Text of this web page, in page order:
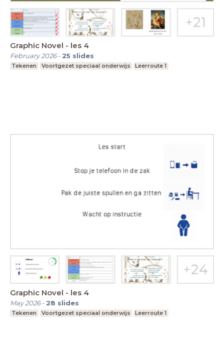
Graphic Novel - les 4
February 2026- 25 slides
Tekenen Voortgezet speciaal onderwijs Leerroute 1
Graphic Novel - les 4
May 2026- 28 slides
Tekenen Voortgezet speciaal onderwijs Leerroute 1